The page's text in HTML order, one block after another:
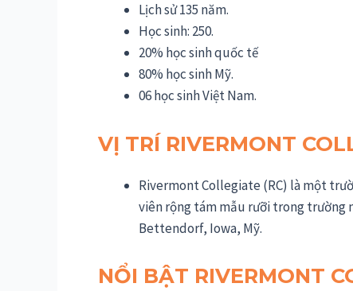
Lịch sử 135 năm.
Học sinh: 250.
20% học sinh quốc tế
80% học sinh Mỹ.
06 học sinh Việt Nam.
VỊ TRÍ RIVERMONT
Rivermont Collegiate (RC) là một
viên rộng tám mẫu rưỡi trong trường
Bettendorf, Iowa, Mỹ.
NỔI BẬT RIVERMONT